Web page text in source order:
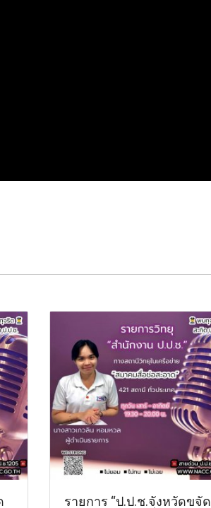
รายการ “ป.ป.ช.จังหวัดขจัด